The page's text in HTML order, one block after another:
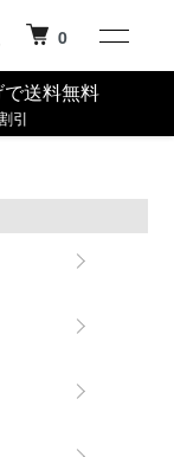
0
送料無料
引